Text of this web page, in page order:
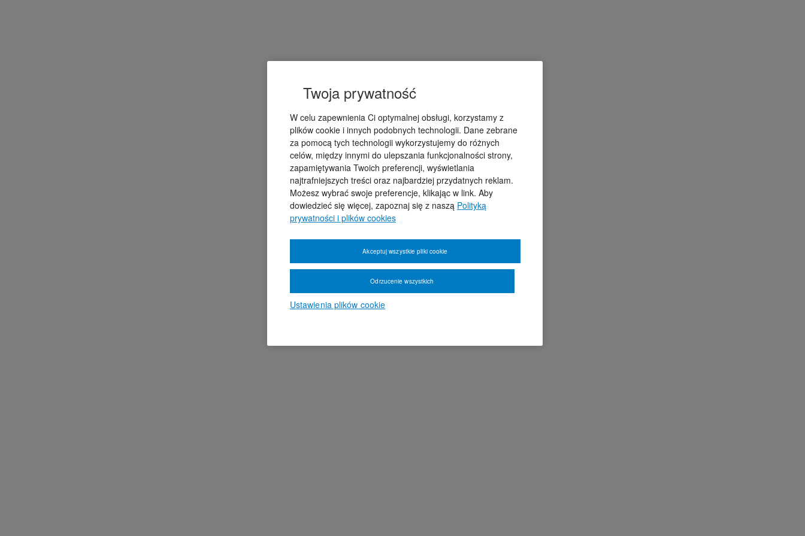
Twoja prywatność
W celu zapewnienia Ci optymalnej obsługi, korzystamy z
plików cookie i innych podobnych technologii. Dane zebrane
za pomocą tych technologii wykorzystujemy do różnych
celów, między innymi do ulepszania funkcjonalności strony,
zapamiętywania Twoich preferencji, wyświetlania
najtrafniejszych treści oraz najbardziej przydatnych reklam.
Możesz wybrać swoje preferencje, klikając w link. Aby
dowiedzieć się więcej, zapoznaj się z naszą Polityką
prywatności i plików cookies
Ustawienia plików cookie
Odrzucenie wszystkich
Akceptuj wszystkie pliki cookie